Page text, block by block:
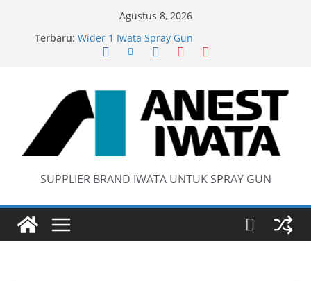
Agustus 8, 2026
Terbaru:
Iwata W 71 New Model ….Last generation…
Wider 1 Iwata Spray Gun
Anest Iwata W71 C Original
SUPPLIER BRAND IWATA UNTUK SPRAY GUN